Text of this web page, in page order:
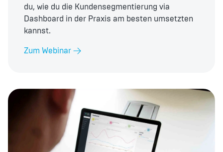
du, wie du die Kundensegmentierung via
Dashboard in der Praxis am besten umsetzten
kannst.
Zum Webinar